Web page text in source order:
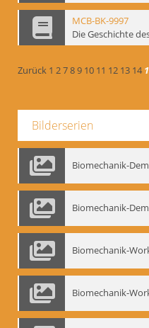
MCB-BK-9997
Zurück 1 2789 10 11 12 13 14
Bilderserien
Biomechanik-